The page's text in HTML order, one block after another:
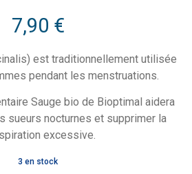
7,90 €
) est traditionnellement utilisée
pendant les menstruations.
Sauge bio de Bioptimal aidera
sueurs nocturnes et supprimer la
excessive.
3 en stock